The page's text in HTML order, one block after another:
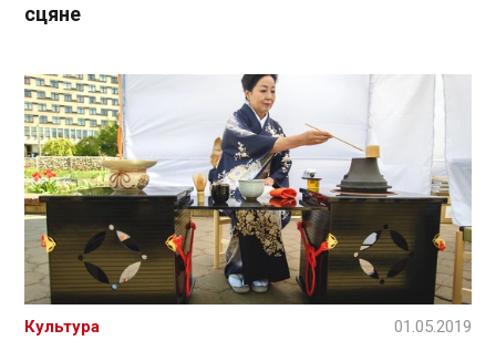
сцяне
Культура 01.05.2019